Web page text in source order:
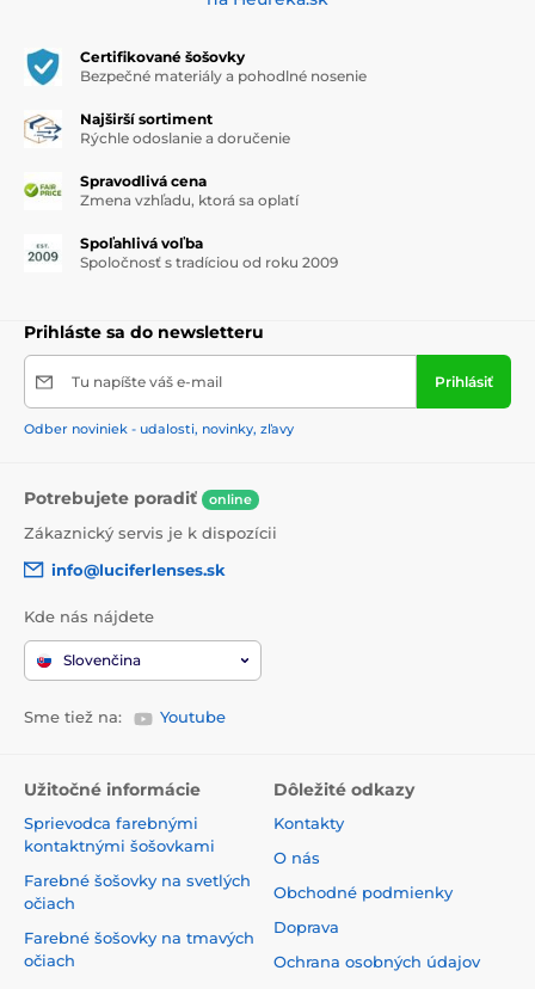
Certifikované šošovky
Bezpečné materiály a pohodlné nosenie
Najširší sortiment
Rýchle odoslanie a doručenie
Spravodlivá cena
Zmena vzhľadu, ktorá sa oplatí
Spoľahlivá voľba
Spoločnosť s tradíciou od roku 2009
Prihláste sa do newsletteru
Tu napíšte váš e-mail Prihlásiť
Odber noviniek - udalosti, novinky, zľavy
Potrebujete poradiť online
Zákaznický servis je k dispozícii
info@luciferlenses.sk
Kde nás nájdete
Slovenčina
Sme tiež na: Youtube
Užitočné informácie
Sprievodca farebnými
kontaktnými šošovkami
Farebné šošovky na svetlých
očiach
Farebné šošovky na tmavých
očiach
Dôležité odkazy
Kontakty
O nás
Obchodné podmienky
Doprava
Ochrana osobných údajov